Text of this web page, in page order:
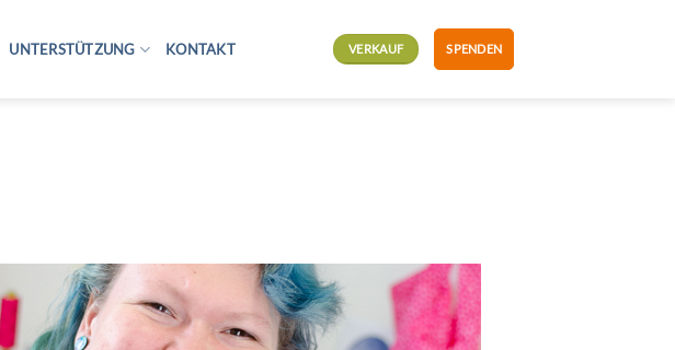
UNTERSTÜTZUNG KONTAKT VERKAUF SPENDEN